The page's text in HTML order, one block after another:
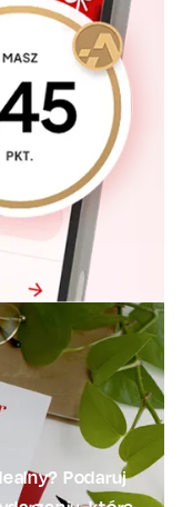
Podaruj